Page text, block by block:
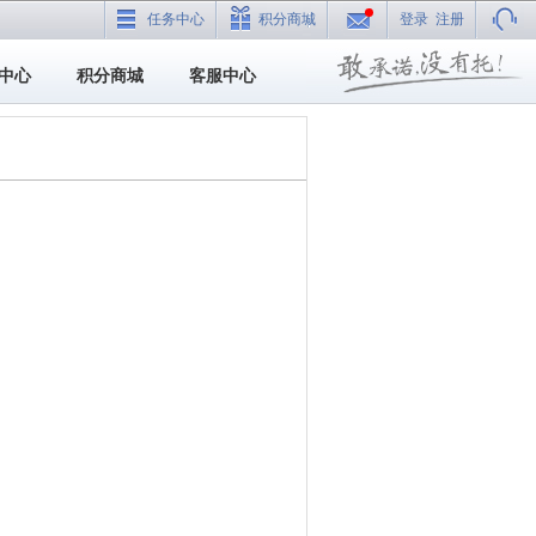
任务中心 积分商城 登录 注册
心 积分商城 客服中心